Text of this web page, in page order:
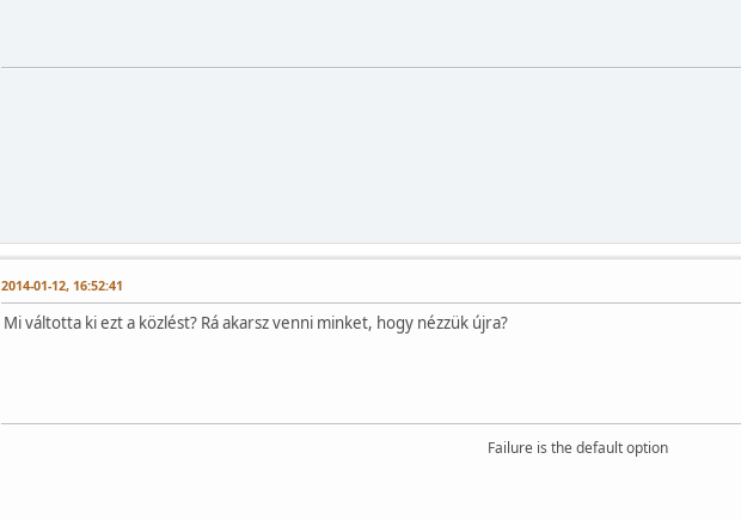
2014-01-12, 16:52:41
Mi váltotta ki ezt a közlést? Rá akarsz venni minket, hogy nézzük újra?
Failure is the default option